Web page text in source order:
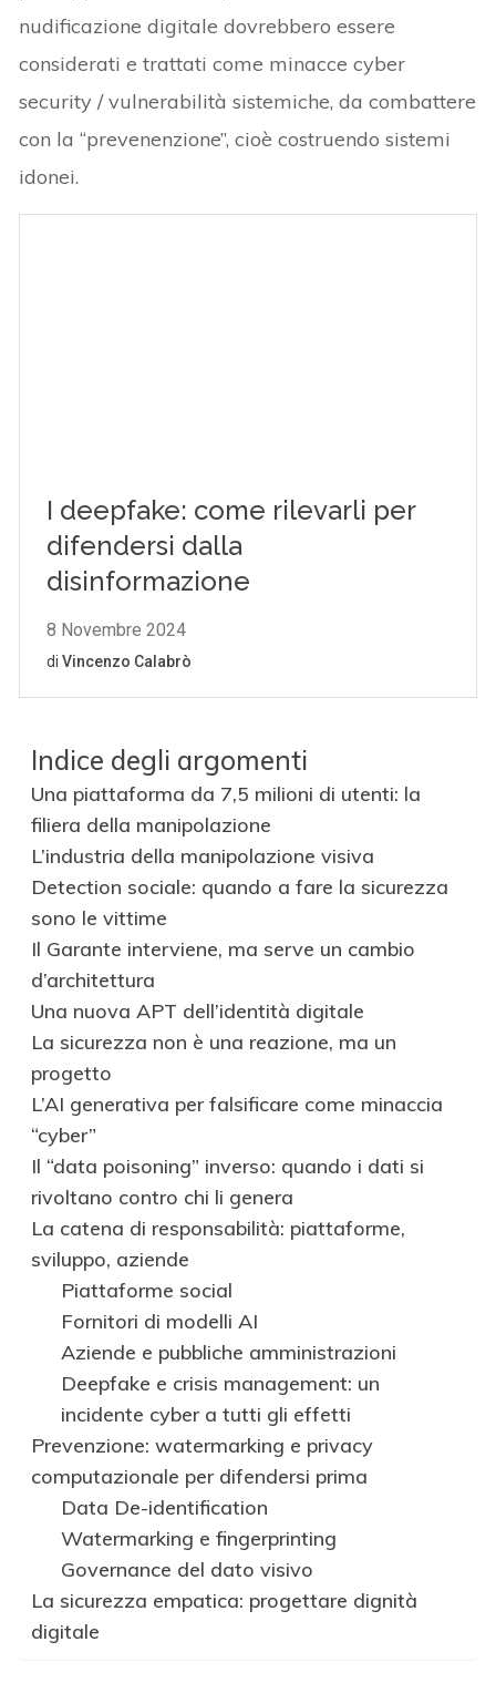
nudificazione digitale dovrebbero essere
considerati e trattati come minacce cyber
security / vulnerabilità sistemiche, da combattere
con la “prevenenzione”, cioè costruendo sistemi
idonei.
Indice degli argomenti
Una piattaforma da 7,5 milioni di utenti: la
filiera della manipolazione
L’industria della manipolazione visiva
Detection sociale: quando a fare la sicurezza
sono le vittime
Il Garante interviene, ma serve un cambio
d’architettura
Una nuova APT dell’identità digitale
La sicurezza non è una reazione, ma un
progetto
L’AI generativa per falsificare come minaccia
“cyber”
Il “data poisoning” inverso: quando i dati si
rivoltano contro chi li genera
La catena di responsabilità: piattaforme,
sviluppo, aziende
Piattaforme social
Fornitori di modelli AI
Aziende e pubbliche amministrazioni
Deepfake e crisis management: un
incidente cyber a tutti gli effetti
Prevenzione: watermarking e privacy
computazionale per difendersi prima
Data De-identification
Watermarking e fingerprinting
Governance del dato visivo
La sicurezza empatica: progettare dignità
digitale